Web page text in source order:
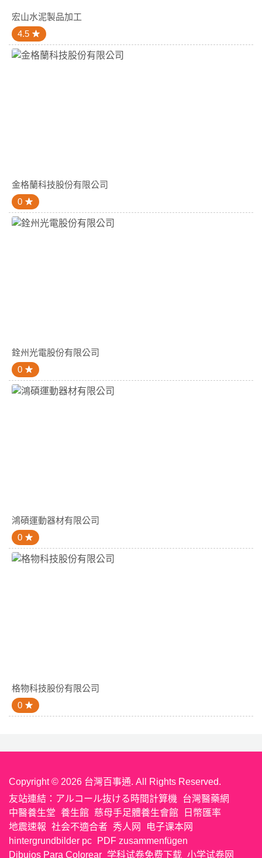
宏山水泥製品加工
4.5
金格蘭科技股份有限公司
0
銓州光電股份有限公司
0
鴻碩運動器材有限公司
0
格物科技股份有限公司
0
Copyright © 2026 台灣百事通. All Rights Reserved.
友站連結： アルコール抜ける時間計算機
台灣醫藥網
中醫養生堂 養生館 慈母手足體養生會館
日幣匯率
地震速報 社会不適合者 秀人网
电子课本网
hintergrundbilder pc
PDF zusammenfügen
Dibujos Para Colorear 学科试卷免费下载 小学试卷网